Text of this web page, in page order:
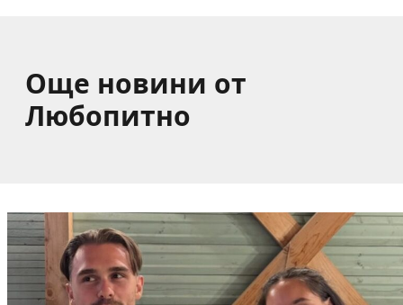
Още новини от
Любопитно